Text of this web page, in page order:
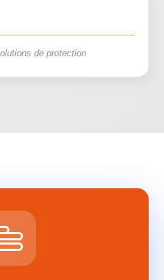
de protection